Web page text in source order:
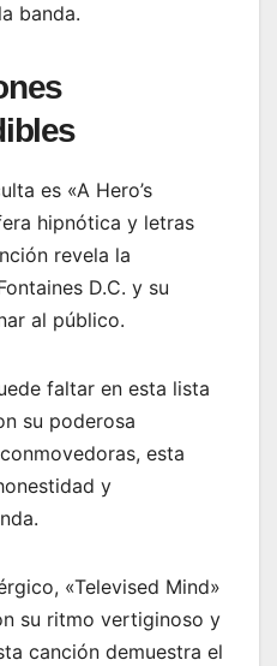
banda.
es «A Hero’s
hipnótica y letras
revela la
D.C. y su
al público.
faltar en esta lista
su poderosa
esta
y
«Televised Mind»
su ritmo vertiginoso y
canción demuestra el